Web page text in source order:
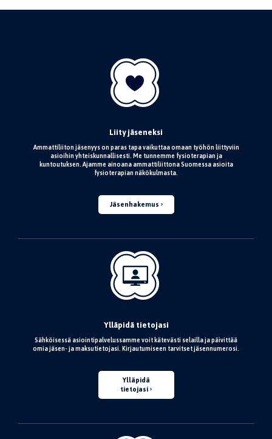
Liity jäseneksi
Ammattiliiton jäsenyys on paras tapa vaikuttaa omaan työhön liittyviin
asioihin yhteiskunnallisesti. Me tunnemme fysioterapian ja
kuntoutuksen. Ajamme ainoana ammattiliittona Suomessa asioita
fysioterapian näkökulmasta.
Jäsenhakemus
Ylläpidä tietojasi
Sähköisessä asiointipalvelussamme voit kätevästi selailla ja päivittää
omia jäsen- ja maksutietojasi. Kirjautumiseen tarvitset jäsennumerosi.
Ylläpidä
tietojasi